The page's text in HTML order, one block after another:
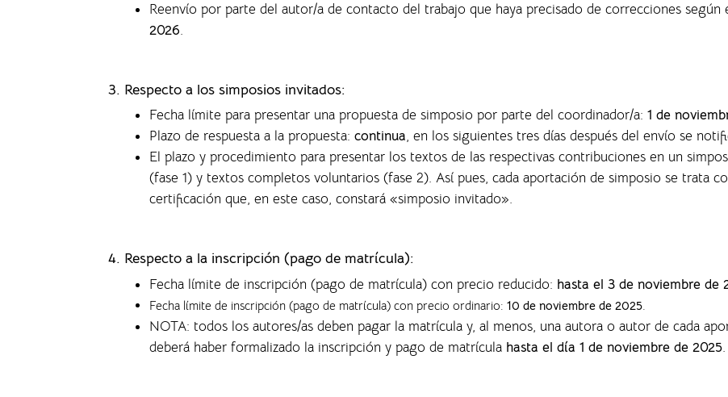
Reenvío por parte del autor/a de contacto del trabajo que haya precisado de correcciones
2026.
3. Respecto a los simposios invitados:
Fecha límite para presentar una propuesta de simposio por parte del coordinador/a:1 de
Plazo de respuesta a la propuesta:continua, en los siguientes tres días después del envío se
El plazo y procedimiento para presentar los textos de las respectivas contribuciones en un
(fase 1) y textos completos voluntarios (fase 2). Así pues, cada aportación de simposio se trata
certificación que, en este caso, constará «simposio invitado».
4. Respecto a la inscripción (pago de matrícula):
Fecha límite de inscripción (pago de matrícula) con precio reducido: hasta el 3 de noviembre de
Fecha límite de inscripción (pago de matrícula) con precio ordinario:10 de noviembre de 2025.
NOTA: todos los autores/as deben pagar la matrícula y, al menos, una autora o autor de cada
deberá haber formalizado la inscripción y pago de matrícula hasta el día 1 de noviembre de 2025.